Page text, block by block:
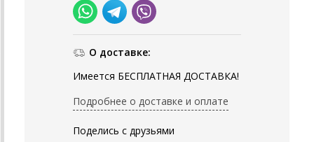
О доставке:
Имеется БЕСПЛАТНАЯ ДОСТАВКА!
Подробнее о доставке и оплате
Поделись с друзьями